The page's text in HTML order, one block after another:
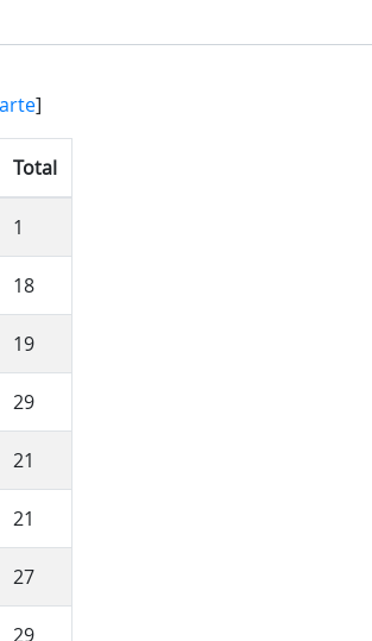
]
Total
1
18
19
29
21
21
27
29